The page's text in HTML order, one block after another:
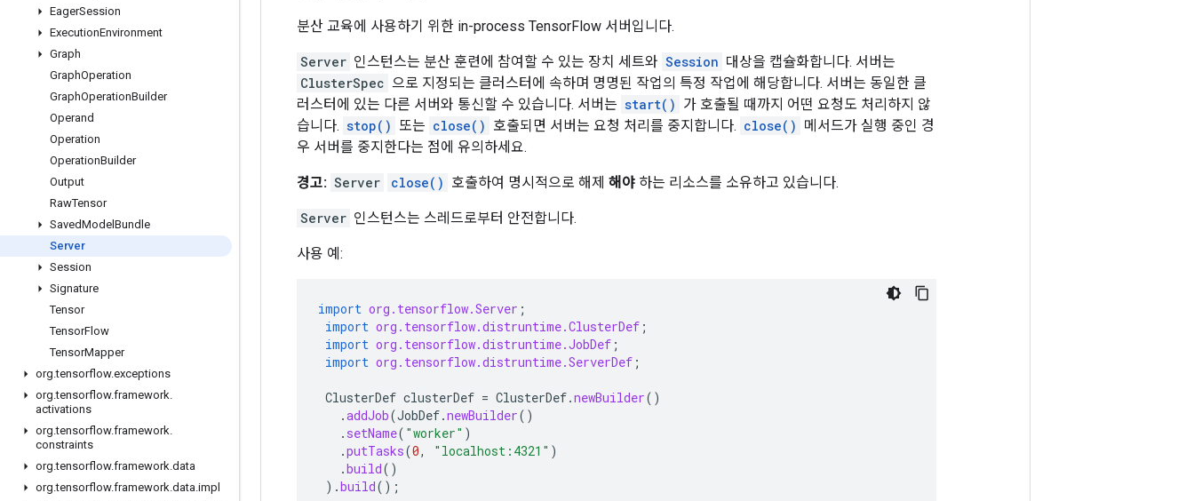
EagerSession
ExecutionEnvironment
Graph
GraphOperation
GraphOperationBuilder
Operand
Operation
OperationBuilder
Output
RawTensor
SavedModel Bundle
Server
Session
Signature
Tensor
TensorFlow
TensorMapper
org.tensorflow.exceptions
org.tensorflow.framework.
activations
org.tensorflow.framework.
constraints
org.tensorflow.framework.data
org.tensorflow.framework.data.impl
분산 교육에 사용하기 위한 in-process TensorFlow 서버입니다.
Server 인스턴스는 분산 훈련에 참여할 수 있는 장치 세트와 Session 대상을 캡슐화합니다. 서버는
ClusterSpec 으로 지정되는 클러스터에 속하며 명명된 작업의 특정 작업에 해당합니다. 서버는 동일한 클
러스터에 있는 다른 서버와 통신할 수 있습니다. 서버는 start() 가 호출될 때까지 어떤 요청도 처리하지 않
습니다. stop() 또는 close() 호출되면 서버는 요청 처리를 중지합니다. close() 메서드가 실행 중인 경
우 서버를 중지한다는 점에 유의하세요.
경고: Server close() 호출하여 명시적으로 해제 해야 하는 리소스를 소유하고 있습니다.
Server 인스턴스는 스레드로부터 안전합니다.
사용 예:
import org.tensorflow.Server ;
import org.tensorflow.distruntime.ClusterDef ;
import org.tensorflow.distruntime.JobDef ;
import org.tensorflow.distruntime.ServerDef ;
ClusterDef clusterDef = ClusterDef.newBuilder()
.addJob(JobDef.newBuilder()
. setName( "worker" )
.putTasks(0, "localhost:4321" )
.build()
).build();